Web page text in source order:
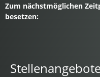
Zum nächstmöglichen
besetzen: